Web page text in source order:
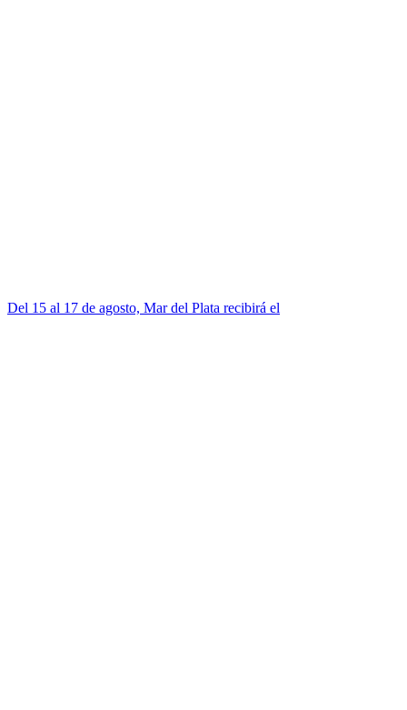
Del 15 al 17 de agosto, Mar del Plata recibirá el